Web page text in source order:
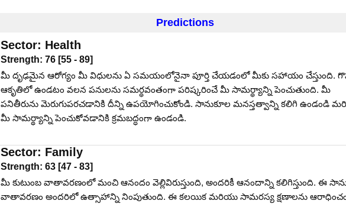
Predictions
Sector: Health
Strength: 76 [55 - 89]
మీ దృఢమైన ఆరోగ్యం మీ విధులను ఏ సమయంలోనైనా పూర్తి చేయడంలో మీకు సహాయం చేస్తుంది.
ఆకృతిలో ఉండటం వలన పనులను సమర్థవంతంగా పరిష్కరించే మీ సామర్థ్యాన్ని పెంచుతుంది. మీ
పనితీరును మెరుగుపరచడానికి దీన్ని ఉపయోగించుకోండి. సానుకూల మనస్తత్వాన్ని కలిగి ఉండండి
మీ సామర్థ్యాన్ని పెంచుకోవడానికి క్రమబద్ధంగా ఉండండి.
Sector: Family
Strength: 63 [47 - 83]
మీ కుటుంబ వాతావరణంలో మంచి ఆనందం వెల్లివిరుస్తుంది, అందరికీ ఆనందాన్ని కలిగిస్తుంది. ఈ
వాతావరణం అందరిలో ఉత్సాహాన్ని నింపుతుంది. ఈ కలయిక మరియు సామరస్య క్షణాలను